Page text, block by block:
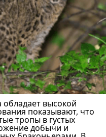
высокой
показывают, что
тропы в густых
добычи и